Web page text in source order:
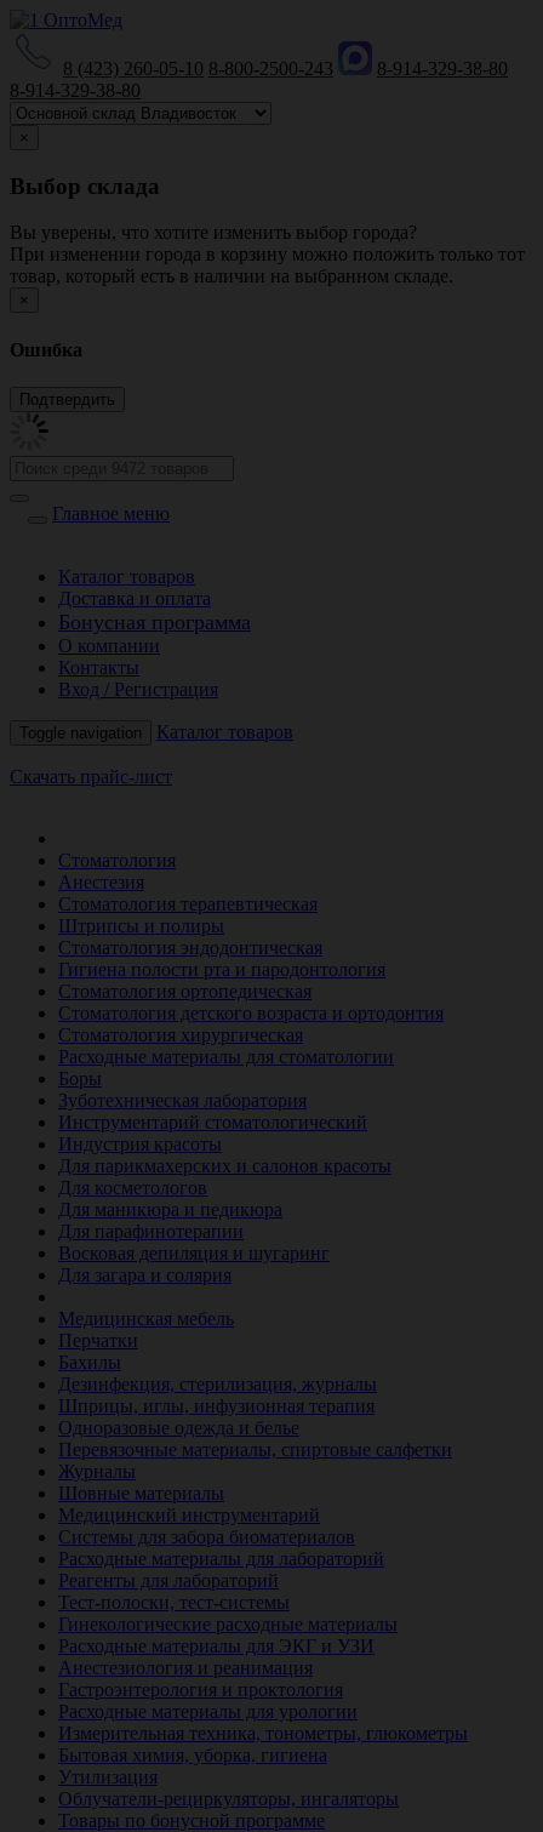
8 (423) 260-05-10 8-800-2500-243
8-914-329-38-80
8-914-329-38-80
×
Выбор склада
Вы уверены, что хотите изменить выбор города?
При изменении города в корзину можно положить только тот
товар, который есть в наличии на выбранном складе.
×
Ошибка
Главное меню
Каталог товаров
Доставка и оплата
Бонусная программа
О компании
Контакты
Вход / Регистрация
Toggle navigation Каталог товаров
Скачать прайс-лист
Стоматология
Анестезия
Стоматология терапевтическая
Штрипсы и полиры
Стоматология эндодонтическая
Гигиена полости рта и пародонтология
Стоматология ортопедическая
Стоматология детского возраста и ортодонтия
Стоматология хирургическая
Расходные материалы для стоматологии
Боры
Зуботехническая лаборатория
Инструментарий стоматологический
Индустрия красоты
Для парикмахерских и салонов красоты
Для косметологов
Для маникюра и педикюра
Для парафинотерапии
Восковая депиляция и шугаринг
Для загара и солярия
Медицинская мебель
Перчатки
Бахилы
Дезинфекция, стерилизация, журналы
Шприцы, иглы, инфузионная терапия
Одноразовые одежда и белье
Перевязочные материалы, спиртовые салфетки
Журналы
Шовные материалы
Медицинский инструментарий
Системы для забора биоматериалов
Расходные материалы для лабораторий
Реагенты для лабораторий
Тест-полоски, тест-системы
Гинекологические расходные материалы
Расходные материалы для ЭКГ и УЗИ
Анестезиология и реанимация
Гастроэнтерология и проктология
Расходные материалы для урологии
Измерительная техника, тонометры, глюкометры
Бытовая химия, уборка, гигиена
Утилизация
Облучатели-рециркуляторы, ингаляторы
Товары по бонусной программе